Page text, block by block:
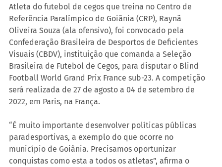
Atleta do futebol de cegos que treina no Centro de
Referência Paralímpico de Goiânia (CRP), Raynã
Oliveira Souza (ala ofensivo), foi convocado pela
Confederação Brasileira de Desportos de Deficientes
Visuais (CBDV), instituição que comanda a Seleção
Brasileira de Futebol de Cegos, para disputar o Blind
Football World Grand Prix France sub-23. A competição
será realizada de 27 de agosto a 04 de setembro de
2022, em Paris, na França.
“É muito importante desenvolver políticas públicas
paradesportivas, a exemplo do que ocorre no
município de Goiânia. Precisamos oportunizar
conquistas como esta a todos os atletas”, afirma o